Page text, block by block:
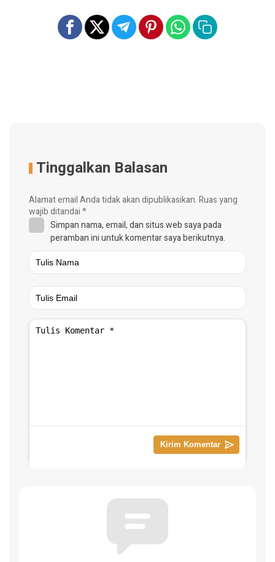
Tinggalkan Balasan
Alamat email Anda tidak akan dipublikasikan.Ruas yang
wajib ditandai*
Simpan nama, email, dan situs web saya pada
peramban ini untuk komentar saya berikutnya.